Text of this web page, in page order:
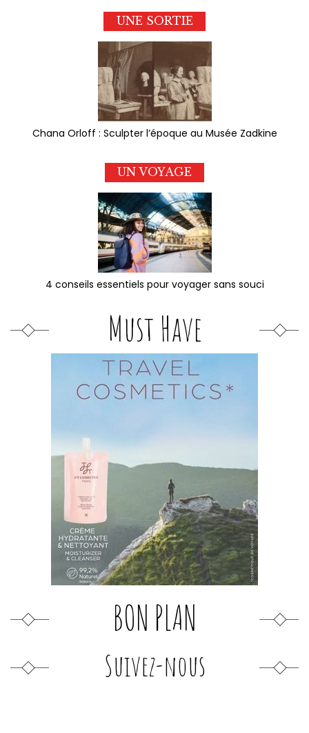
UNE SORTIE
Chana Orloff : Sculpter l’époque au Musée Zadkine
UN VOYAGE
4 conseils essentiels pour voyager sans souci
Must Have
BON PLAN
Suivez-nous